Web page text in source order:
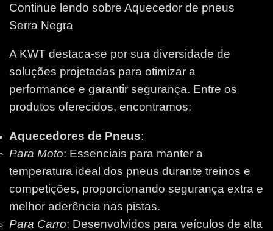
Continue lendo sobre Aquecedor de pneus
Serra Negra
A KWT destaca-se por sua diversidade de
soluções projetadas para otimizar a
performance e garantir segurança. Entre os
produtos oferecidos, encontramos:
Aquecedores de Pneus:
Para Moto: Essenciais para manter a
temperatura ideal dos pneus durante treinos e
competições, proporcionando segurança extra e
melhor aderência nas pistas.
Para Carro: Desenvolvidos para veículos de alta